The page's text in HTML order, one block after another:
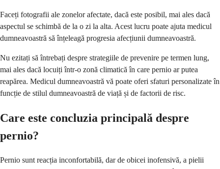
Faceți fotografii ale zonelor afectate, dacă este posibil, mai ales dacă
aspectul se schimbă de la o zi la alta. Acest lucru poate ajuta medicul
dumneavoastră să înțeleagă progresia afecțiunii dumneavoastră.
Nu ezitați să întrebați despre strategiile de prevenire pe termen lung,
mai ales dacă locuiți într-o zonă climatică în care pernio ar putea
reapărea. Medicul dumneavoastră vă poate oferi sfaturi personalizate în
funcție de stilul dumneavoastră de viață și de factorii de risc.
Care este concluzia principală despre
pernio?
Pernio sunt reacția inconfortabilă, dar de obicei inofensivă, a pielii